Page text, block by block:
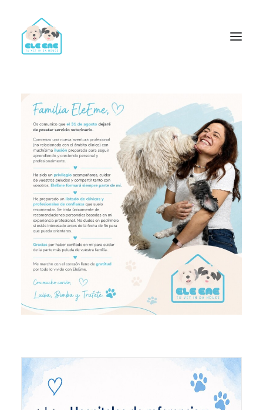
Trámites y Certificados para Viajar con Perros y Gatos
Vacunación y Desparasitación
Consulta Veterinaria
Análisis Clínicos Veterinarios a Domicilio
Servicio de Ecografías y Ecocardiografías para perros y
Identificación y Documentación para Perros y Gatos
Radiografías, Cirugías, Endoscopias y Limpiezas Dentales
Certificados Oficiales de Salud y Certificados PPP
Eutanasia Humanitaria para Animales a Domicilio
Blog